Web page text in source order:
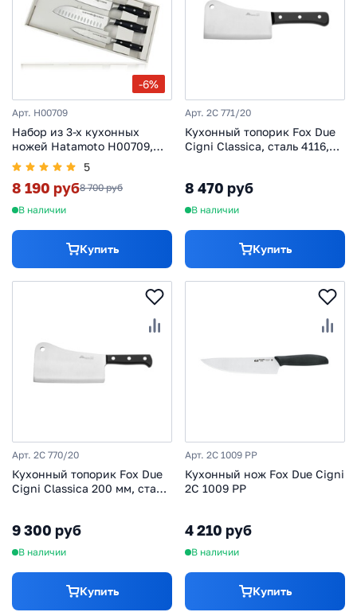
-6%
Арт. H00709
Набор из 3-х кухонных
ножей Hatamoto H00709,
сталь AUS-8
5
8 190 руб8 700 руб
В наличии
Купить
Арт. 2C 771/20
Кухонный топорик Fox Due
Cigni Classica, сталь 4116,
8 470 руб
В наличии
Купить
Арт. 2C 770/20
Кухонный топорик Fox Due
Cigni Classica 200 мм, сталь
9 300 руб
В наличии
Купить
Арт. 2C 1009 PP
Кухонный нож Fox Due Cigni
2C 1009 PP
4 210 руб
В наличии
Купить